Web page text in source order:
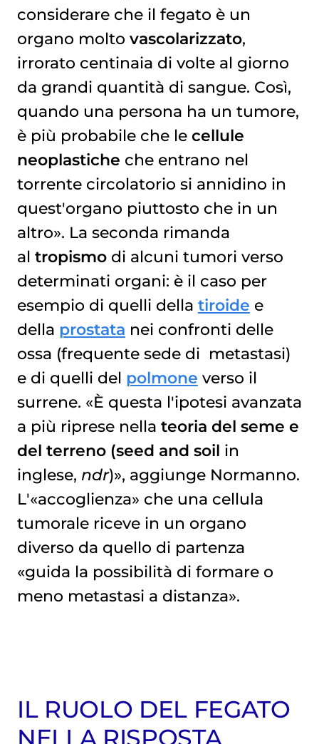
considerare che il fegato è un
organo molto vascolarizzato,
irrorato centinaia di volte al giorno
da grandi quantità di sangue. Così,
quando una persona ha un tumore,
è più probabile che lecellule
neoplastiche che entrano nel
torrente circolatorio si annidino in
quest'organo piuttosto che in un
altro». La seconda rimanda
al tropismodi alcuni tumori verso
determinati organi: è il caso per
esempio di quelli della tiroide e
della prostata nei confronti delle
ossa (frequente sede di metastasi)
e di quelli del polmone verso il
surrene. «È questa l'ipotesi avanzata
a più riprese nella teoria del seme e
del terreno (seed and soil in
inglese, ndr)», aggiunge Normanno.
L'«accoglienza» che una cellula
tumorale riceve in un organo
diverso da quello di partenza
«guida la possibilità di formare o
meno metastasi a distanza».
IL RUOLO DEL FEGATO
NELLA RISPOSTA